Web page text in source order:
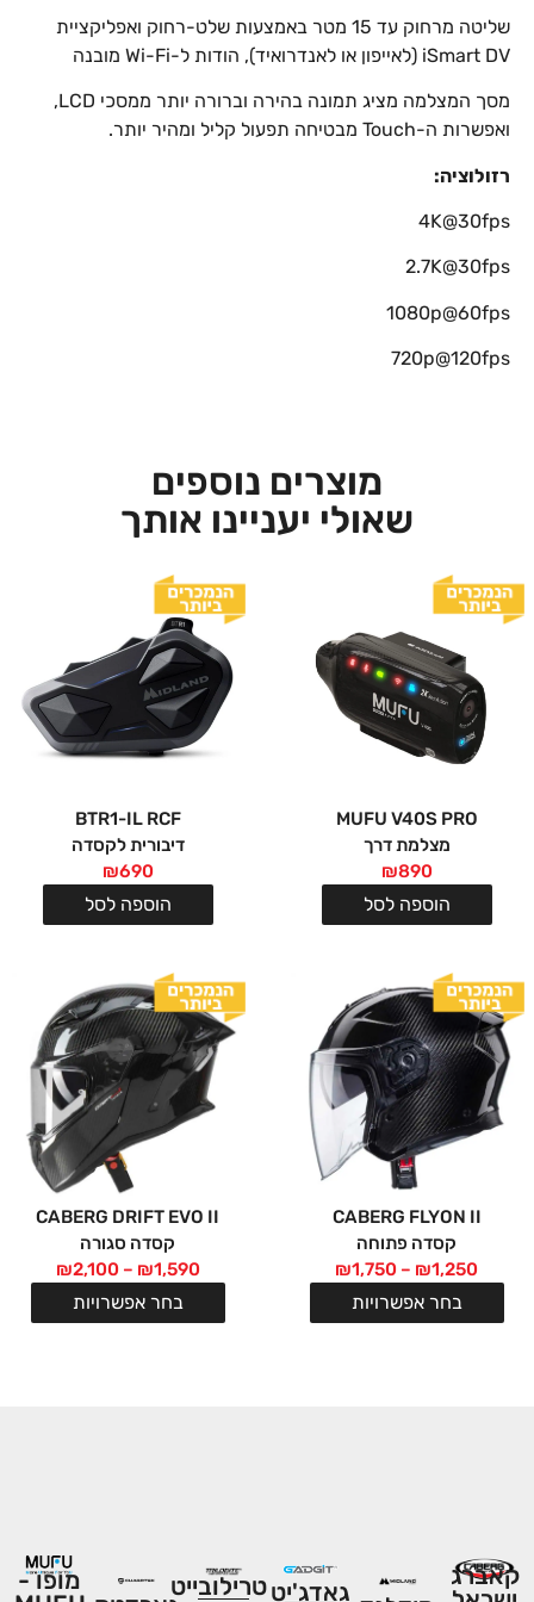
שליטה מרחוק עד 15 מטר באמצעות שלט-רחוק ואפליקציית
iSmart DV (לאייפון או לאנדרואיד), הודות ל-Wi-Fi מובנה
מסך המצלמה מציג תמונה בהירה וברורה יותר ממסכי LCD,
ואפשרות ה-Touch מבטיחה תפעול קליל ומהיר יותר.
רזולוציה:
4K@30fps
2.7K@30fps
1080p@60fps
720p@120fps
מוצרים נוספים
שאולי יעניינו אותך
MUFU V40S PRO
מצלמת דרך
₪890
הוספה לסל
BTR1-IL RCF
דיבורית לקסדה
₪690
הוספה לסל
CABERG FLYON II
קסדה פתוחה
₪1,250
–
₪1,750
בחר אפשרויות
CABERG DRIFT EVO II
קסדה סגורה
₪1,590
–
₪2,100
בחר אפשרויות
קאברג
גאדג'יטטרילובייט
מופו -